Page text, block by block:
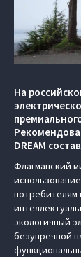
На
DREAM
Флагманский
потребителям
экологичный
безупречной